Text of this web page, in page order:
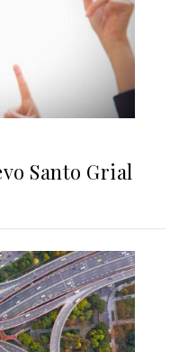
Santo Grial